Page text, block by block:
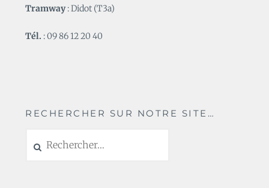
Tramway: Didot (T3a)
Tél. : 09 86 12 20 40
RECHERCHER SUR NOTRE SITE…